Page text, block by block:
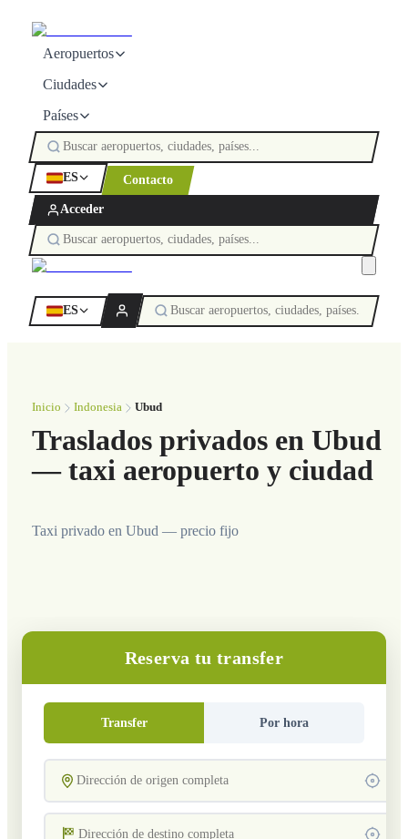
Aeropuertos
Ciudades
Países
ES Contacto
Acceder
ES
Inicio Indonesia Ubud
Traslados privados en Ubud
— taxi aeropuerto y ciudad
Taxi privado en Ubud — precio fijo
Reserva tu transfer
Transfer Por hora